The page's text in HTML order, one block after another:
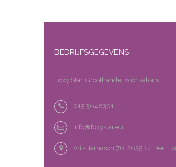
BEDRIJFSGEGEVENS
Foxy Star, Groothandel voor salons
015 3648301
info@foxystar.eu
Vrij-Harnasch 76, 2635BZ Den